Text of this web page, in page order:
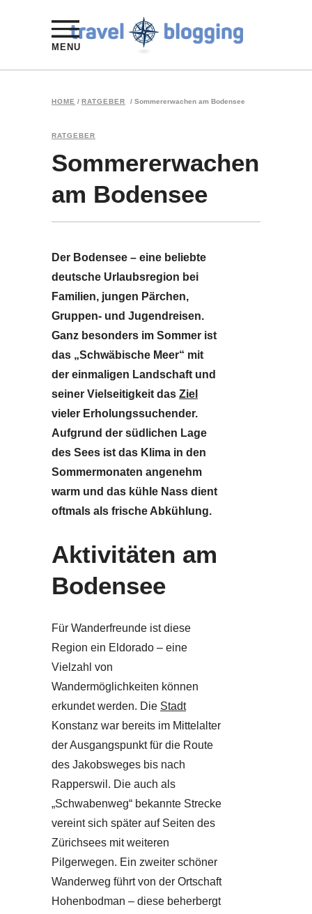
MENU
HOME / RATGEBER / Sommererwachen am Bodensee
RATGEBER
Sommererwachen
am Bodensee
Der Bodensee – eine beliebte
deutsche Urlaubsregion bei
Familien, jungen Pärchen,
Gruppen- und Jugendreisen.
Ganz besonders im Sommer ist
das „Schwäbische Meer“ mit
der einmaligen Landschaft und
seiner Vielseitigkeit das Ziel
vieler Erholungssuchender.
Aufgrund der südlichen Lage
des Sees ist das Klima in den
Sommermonaten angenehm
warm und das kühle Nass dient
oftmals als frische Abkühlung.
Aktivitäten am
Bodensee
Für Wanderfreunde ist diese
Region ein Eldorado – eine
Vielzahl von
Wandermöglichkeiten können
erkundet werden. Die Stadt
Konstanz war bereits im Mittelalter
der Ausgangspunkt für die Route
des Jakobsweges bis nach
Rapperswil. Die auch als
„Schwabenweg“ bekannte Strecke
vereint sich später auf Seiten des
Zürichsees mit weiteren
Pilgerwegen. Ein zweiter schöner
Wanderweg führt von der Ortschaft
Hohenbodman – diese beherbergt